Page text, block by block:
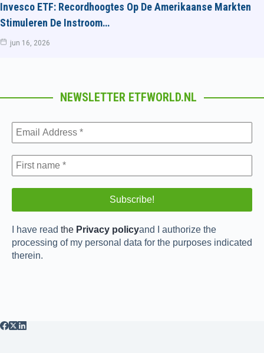
Invesco ETF: Recordhoogtes Op De Amerikaanse Markten
Stimuleren De Instroom…
jun 16, 2026
NEWSLETTER ETFWORLD.NL
I have read the Privacy policyand I authorize the
processing of my personal data for the purposes indicated
therein.